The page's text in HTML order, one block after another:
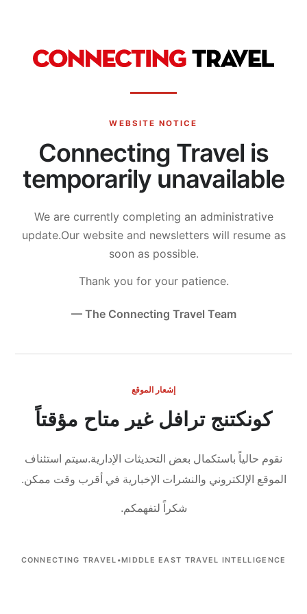
WEBSITE NOTICE
Connecting Travel is
temporarily unavailable
We are currently completing an administrative
update.Our website and newsletters will resume as
soon as possible.
Thank you for your patience.
— The Connecting Travel Team
إشعار الموقع
كونكتنج ترافل غير متاح مؤقتاً
نقوم حالياً باستكمال بعض التحديثات الإدارية.سيتم استئناف
الموقع الإلكتروني والنشرات الإخبارية في أقرب وقت ممكن.
شكراً لتفهمكم.
CONNECTING TRAVEL •MIDDLE EAST TRAVEL INTELLIGENCE